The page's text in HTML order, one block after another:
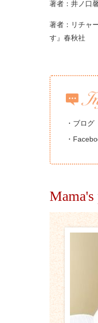
著者：井ノ口
著者：リチャ
す』春秋社
・ブロ
・